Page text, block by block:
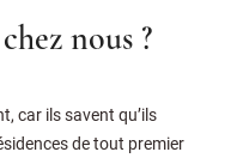
nous ?
car ils savent qu’ils
de tout premier